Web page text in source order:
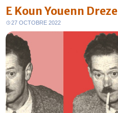
E Koun Youenn
27 OCTOBRE 2022